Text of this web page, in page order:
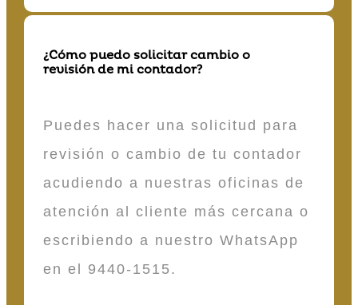
¿Cómo puedo solicitar cambio o
revisión de mi contador?
Puedes hacer una solicitud para
revisión o cambio de tu contador
acudiendo a nuestras oficinas de
atención al cliente más cercana o
escribiendo a nuestro WhatsApp
en el 9440-1515.